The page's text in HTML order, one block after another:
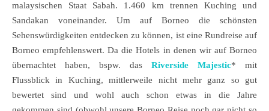
malaysischen Staat Sabah. 1.460 km trennen Kuching und
Sandakan voneinander. Um auf Borneo die schönsten
Sehenswürdigkeiten entdecken zu können, ist eine Rundreise auf
Borneo empfehlenswert. Da die Hotels in denen wir auf Borneo
übernachtet haben, bspw. das Riverside Majestic* mit
Flussblick in Kuching, mittlerweile nicht mehr ganz so gut
bewertet sind und wohl auch schon etwas in die Jahre